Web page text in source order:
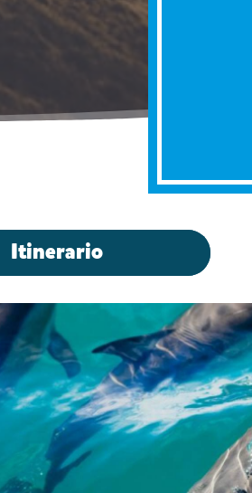
Itinerario